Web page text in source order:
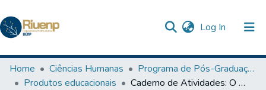
Log In (current)
Communities & Collections
Home Ciências Humanas
Programa de Pós-Graduação em Ensino
Produtos educacionais
Caderno de Atividades: O Estatuto da Criança e do Adolescente no Ensino Médio